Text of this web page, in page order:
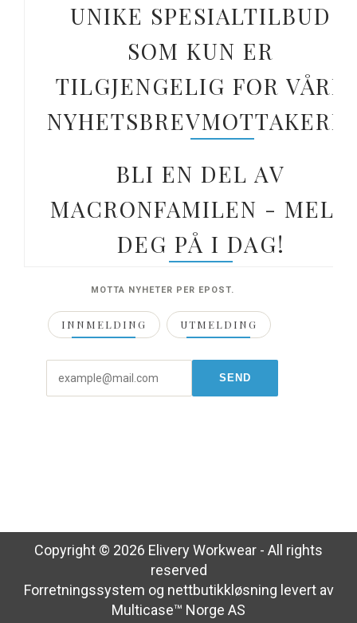
UNIKE SPESIALTILBUD
SOM KUN ER
TILGJENGELIG FOR VÅRE
NYHETSBREVMOTTAKERE.
BLI EN DEL AV
MACRONFAMILEN - MELD
DEG PÅ I DAG!
MOTTA NYHETER PER EPOST.
INNMELDING UTMELDING
Copyright © 2026 Elivery Workwear - All rights
reserved
Forretningssystem og nettbutikkløsning levert av
Multicase™ Norge AS